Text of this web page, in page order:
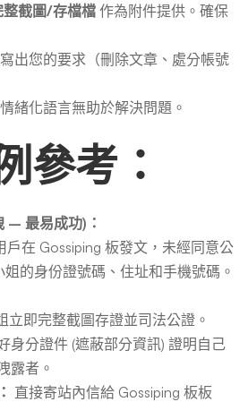
整截圖/存檔檔 作為附件提供。確保
出您的要求（刪除文章、處分帳號
情緒化語言無助於解決問題。
參考：
– 最易成功)：
戶在 Gossiping 板發文，未經同意公
姐的身份證號碼、住址和手機號碼。
立即完整截圖存證並司法公證。
身分證件 (遮蔽部分資訊) 證明自己
露者。
直接寄站內信給 Gossiping 板板